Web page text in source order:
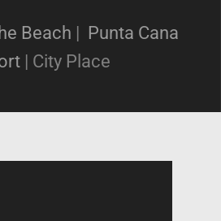
Beach | Punta Cana
| City Place